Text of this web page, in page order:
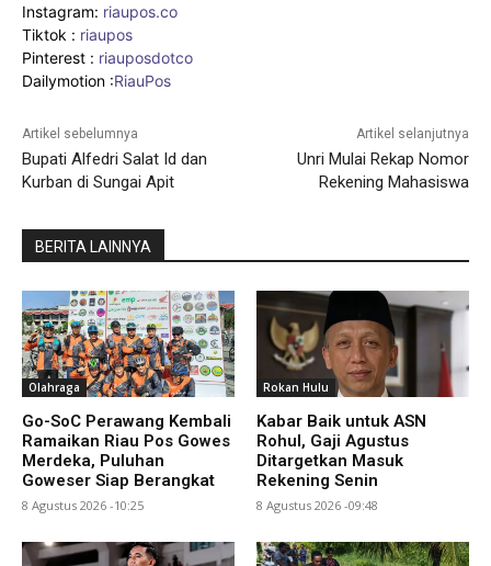
Instagram: riaupos.co
Tiktok : riaupos
Pinterest : riauposdotco
Dailymotion :RiauPos
Artikel sebelumnya
Bupati Alfedri Salat Id dan
Kurban di Sungai Apit
Artikel selanjutnya
Unri Mulai Rekap Nomor
Rekening Mahasiswa
BERITA LAINNYA
Olahraga
Go-SoC Perawang Kembali
Ramaikan Riau Pos Gowes
Merdeka, Puluhan
Goweser Siap Berangkat
8 Agustus 2026 -10:25
Rokan Hulu
Kabar Baik untuk ASN
Rohul, Gaji Agustus
Ditargetkan Masuk
Rekening Senin
8 Agustus 2026 -09:48